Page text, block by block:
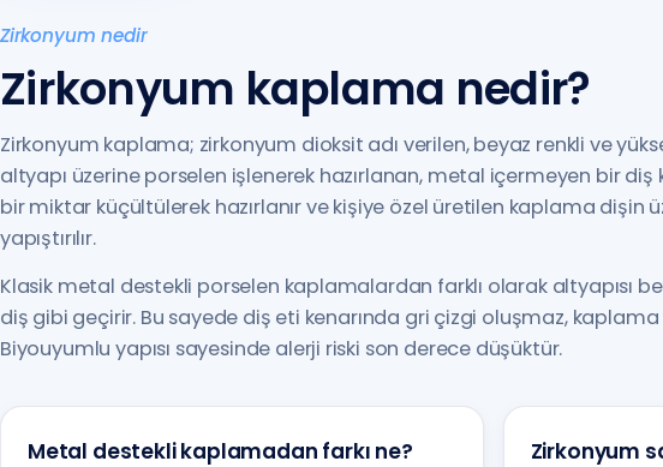
Zirkonyum nedir
Zirkonyum kaplama nedir?
Zirkonyum kaplama; zirkonyum dioksit adı verilen, beyaz renkli ve
altyapı üzerine porselen işlenerek hazırlanan, metal içermeyen bir
bir miktar küçültülerek hazırlanır ve kişiye özel üretilen kaplama dişin
yapıştırılır.
Klasik metal destekli porselen kaplamalardan farklı olarak altyapısı
diş gibi geçirir. Bu sayede diş eti kenarında gri çizgi oluşmaz,
Biyouyumlu yapısı sayesinde alerji riski son derece düşüktür.
Metal destekli kaplamadan farkı ne? Zirkonyum